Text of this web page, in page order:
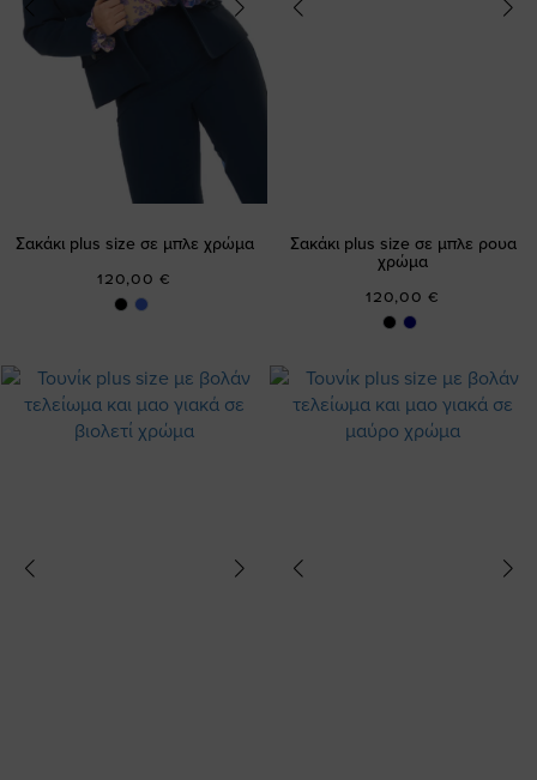
Σακάκι plus size σε μπλε χρώμα
120,00 €
Σακάκι plus size σε μπλε ρουα
χρώμα
120,00 €